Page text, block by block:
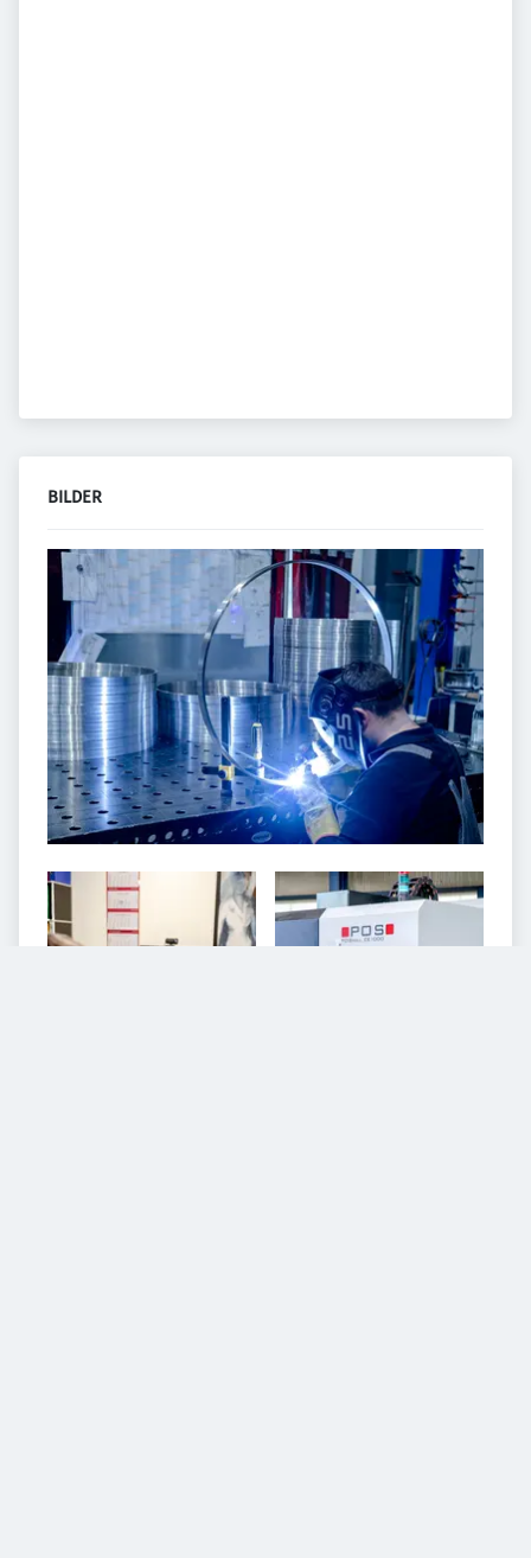
BILDER